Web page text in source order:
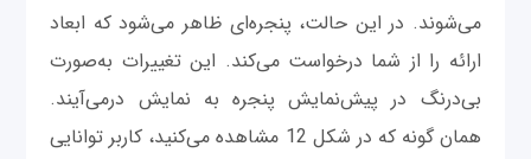
می‌شوند. در این حالت، پنجره‌ای ظاهر می‌شود که ابعاد
ارائه را از شما درخواست می‌کند. این تغییرات به‌صورت
بی‌درنگ در پیش‌نمایش پنجره به نمایش درمی‌آیند.
همان‌ گونه که در شکل 12 مشاهده می‌کنید، کاربر توانایی